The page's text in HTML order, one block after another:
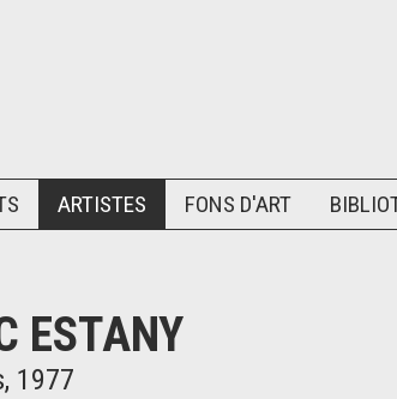
ARTISTES FONS D'ART
ESTANY
1977